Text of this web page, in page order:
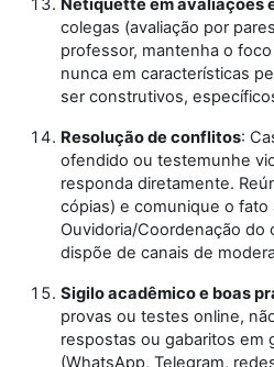
Netiquette em avaliações
colegas (avaliação por
professor, mantenha o
nunca em características
ser construtivos,
Resolução de conflitos:
ofendido ou testemunhe
responda diretamente.
cópias) e comunique o
Ouvidoria/Coordenação do
dispõe de canais de
Sigilo acadêmico e boas
provas ou testes online,
respostas ou gabaritos em
(WhatsApp, Telegram,